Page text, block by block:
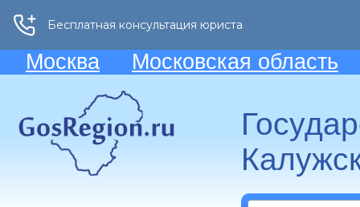
Москва Московская область